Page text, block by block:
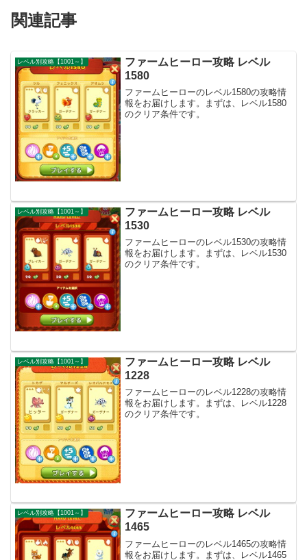
関連記事
レベル別攻略【1001～】
ファームヒーロー攻略 レベル
1580
ファームヒーローのレベル1580の攻略情
報をお届けします。まずは、レベル1580
のクリア条件です。
レベル別攻略【1001～】
ファームヒーロー攻略 レベル
1530
ファームヒーローのレベル1530の攻略情
報をお届けします。まずは、レベル1530
のクリア条件です。
レベル別攻略【1001～】
ファームヒーロー攻略 レベル
1228
ファームヒーローのレベル1228の攻略情
報をお届けします。まずは、レベル1228
のクリア条件です。
レベル別攻略【1001～】
ファームヒーロー攻略 レベル
1465
ファームヒーローのレベル1465の攻略情
報をお届けします。まずは、レベル1465